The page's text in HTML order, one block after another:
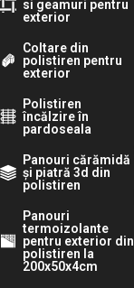
si geamuri pentru
exterior
Coltare din
polistiren pentru
exterior
Polistiren
încălzire în
pardoseala
Panouri cărămidă
și piatră 3d din
polistiren
Panouri
termoizolante
pentru exterior din
polistiren la
200x50x4cm